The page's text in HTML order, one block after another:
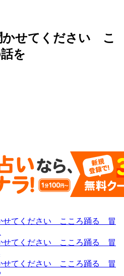
かせてください こ
を